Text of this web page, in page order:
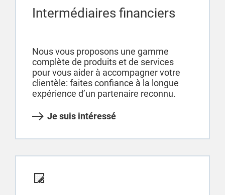
Intermédiaires financiers
Nous vous proposons une gamme
complète de produits et de services
pour vous aider à accompagner votre
clientèle: faites confiance à la longue
expérience d’un partenaire reconnu.
Je suis intéressé